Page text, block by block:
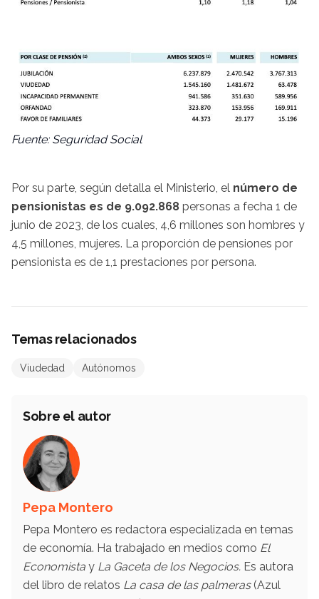
Fuente: Seguridad Social
Por su parte, según detalla el Ministerio, el número de
pensionistas es de 9.092.868 personas a fecha 1 de
junio de 2023, de los cuales, 4,6 millones son hombres y
4,5 millones, mujeres. La proporción de pensiones por
pensionista es de 1,1 prestaciones por persona.
Temas relacionados
Viudedad Autónomos
Sobre el autor
Pepa Montero
Pepa Montero es redactora especializada en temas
de economía. Ha trabajado en medios como El
Economista y La Gaceta de los Negocios. Es autora
del libro de relatos La casa de las palmeras(Azul